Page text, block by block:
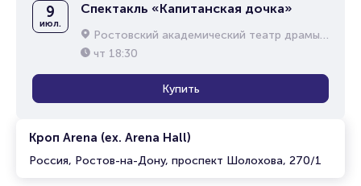
Кроп Arena (ex. Arena Hall)
Россия, Ростов-на-Дону, проспект Шолохова, 270/1
9
июл.
Спектакль «Капитанская дочка»
Ростовский академический театр драмы им. М.Горького
чт 18:30
Купить